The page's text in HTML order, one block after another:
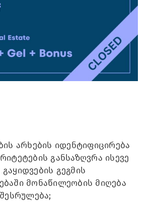
არხების იდენტიფიცირება
განსაზღვრა ისევე
გეგმის
მონაწილეობის მიღება